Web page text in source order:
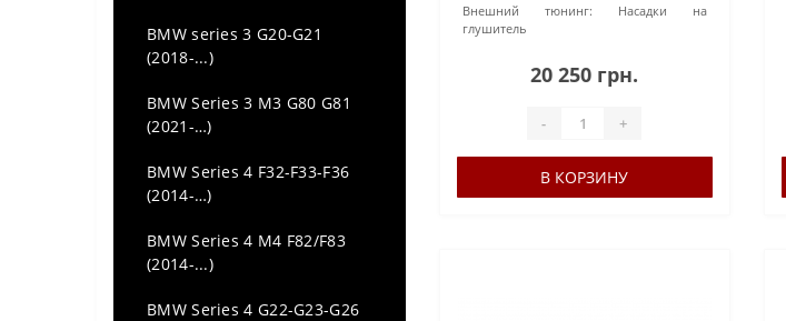
BMW series 3 G20-G21
(2018-...)
BMW Series 3 M3 G80 G81
(2021-…)
BMW Series 4 F32-F33-F36
(2014-…)
BMW Series 4 M4 F82/F83
(2014-...)
BMW Series 4 G22-G23-G26
BMW Номер детали: 51125A5C8F3,
51125A5C8F4Цена указа..
Внешний тюнинг:
Насадки на
глушитель
20 250 грн.
- +
В КОРЗИНУ